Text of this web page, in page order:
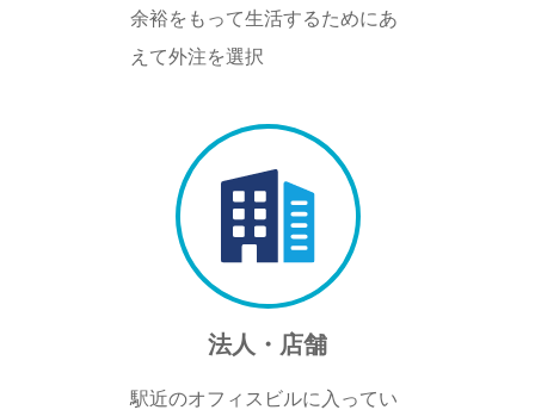
余裕をもって生活するためにあ
えて外注を選択
法人・店舗
駅近のオフィスビルに入ってい